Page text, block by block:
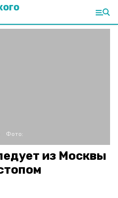
Фото:
из Москвы